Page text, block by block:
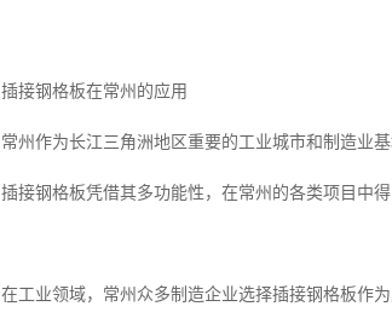
插接钢格板在常州的应用
常州作为长江三角洲地区重要的工业城市和制造业
插接钢格板凭借其多功能性，在常州的各类项目中得
在工业领域，常州众多制造企业选择插接钢格板作